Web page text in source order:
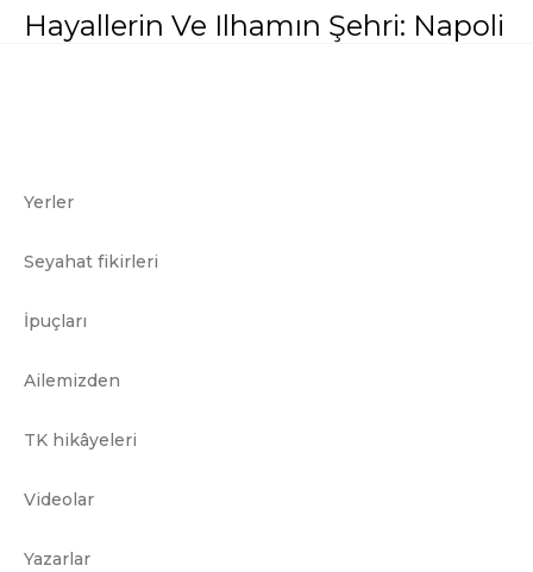
Hayallerin Ve Ilhamın Şehri: Napoli
Yerler
Seyahat fikirleri
İpuçları
Ailemizden
TK hikâyeleri
Videolar
Yazarlar